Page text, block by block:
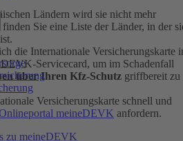
Ländern wird sie nicht mehr
finden Sie eine Liste der Länder, in der
die Internationale Versicherungskarte
Servicecard, um im Schadenfall
über Ihren Kfz-Schutz griffbereit zu
Versicherungskarte schnell und
meineDEVK anfordern.
zu meineDEVK